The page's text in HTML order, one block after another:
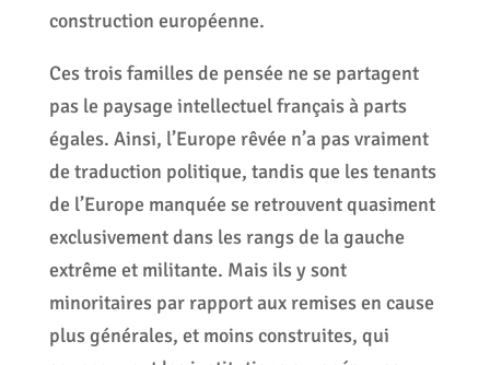
construction européenne.
Ces trois familles de pensée ne se partagent
pas le paysage intellectuel français à parts
égales. Ainsi, l’Europe rêvée n’a pas vraiment
de traduction politique, tandis que les tenants
de l’Europe manquée se retrouvent quasiment
exclusivement dans les rangs de la gauche
extrême et militante. Mais ils y sont
minoritaires par rapport aux remises en cause
plus générales, et moins construites, qui